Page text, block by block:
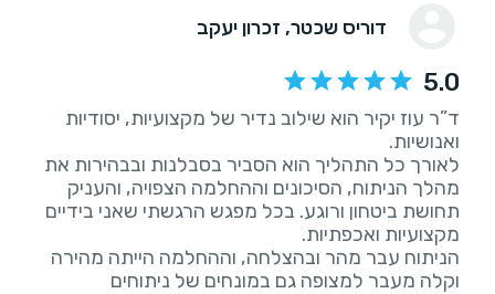
דוריס שכטר, זכרון יעקב
5.0
ד”ר עוז יקיר הוא שילוב נדיר של מקצועיות, יסודיות
לאורך כל התהליך הוא הסביר בסבלנות ובבהירות את
מהלך הניתוח, הסיכונים וההחלמה הצפויה, והעניק
תחושת ביטחון ורוגע. בכל מפגש הרגשתי שאני בידיים
הניתוח עבר מהר ובהצלחה, וההחלמה הייתה מהירה
וקלה מעבר למצופה גם במונחים של ניתוחים